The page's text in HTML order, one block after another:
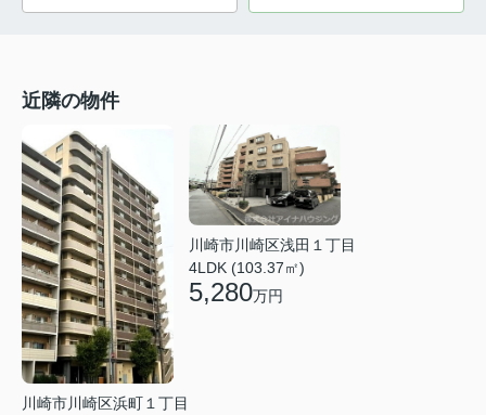
近隣の物件
川崎市川崎区浜町１丁目
川崎市川崎区浅田１丁目
4LDK (103.37㎡)
5,280万円